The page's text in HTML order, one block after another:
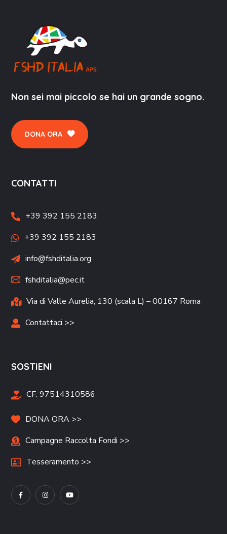
Non sei mai piccolo se hai un grande sogno.
DONA ORA
CONTATTI
+39 392 155 2183
+39 392 155 2183
info@fshditalia.org
fshditalia@pec.it
Via di Valle Aurelia, 130 (scala L) – 00167 Roma
Contattaci >>
SOSTIENI
CF:97514310586
DONA ORA >>
Campagne Raccolta Fondi >>
Tesseramento >>